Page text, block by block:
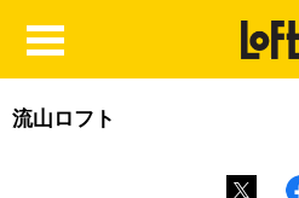
流山ロフト